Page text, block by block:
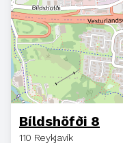
Bíldshöfði 8
110 Reykjavík